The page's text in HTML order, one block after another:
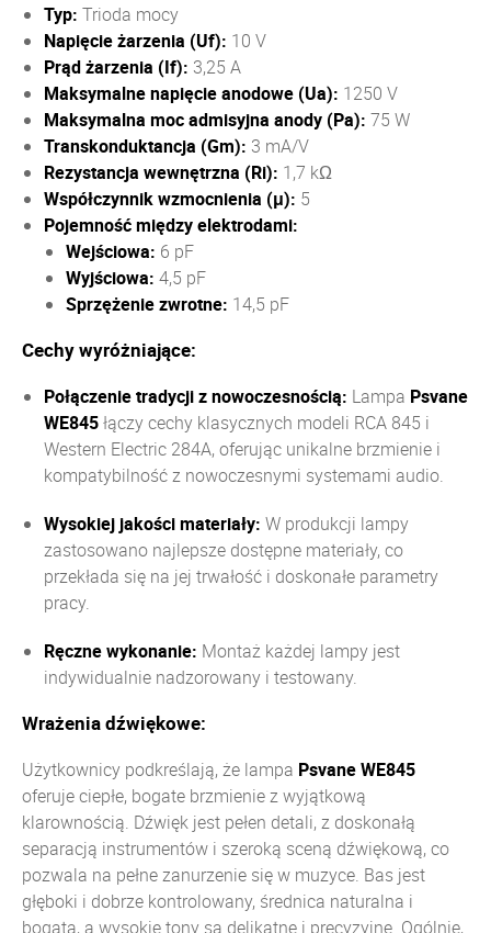
Typ: Trioda mocy
Napięcie żarzenia (Uf): 10 V
Prąd żarzenia (If): 3,25 A
Maksymalne napięcie anodowe (Ua): 1250 V
Maksymalna moc admisyjna anody (Pa): 75 W
Transkonduktancja (Gm): 3 mA/V
Rezystancja wewnętrzna (Ri): 1,7 kΩ
Współczynnik wzmocnienia (μ): 5
Pojemność między elektrodami:
Wejściowa: 6 pF
Wyjściowa: 4,5 pF
Sprzężenie zwrotne: 14,5 pF
Cechy wyróżniające:
Połączenie tradycji z nowoczesnością: Lampa Psvane
WE845łączy cechy klasycznych modeli RCA 845 i
Western Electric 284A, oferując unikalne brzmienie i
kompatybilność z nowoczesnymi systemami audio.
Wysokiej jakości materiały: W produkcji lampy
zastosowano najlepsze dostępne materiały, co
przekłada się na jej trwałość i doskonałe parametry
pracy.
Ręczne wykonanie: Montaż każdej lampy jest
indywidualnie nadzorowany i testowany.
Wrażenia dźwiękowe:
Użytkownicy podkreślają, że lampa Psvane WE845
oferuje ciepłe, bogate brzmienie z wyjątkową
klarownością. Dźwięk jest pełen detali, z doskonałą
separacją instrumentów i szeroką sceną dźwiękową, co
pozwala na pełne zanurzenie się w muzyce. Bas jest
głęboki i dobrze kontrolowany, średnica naturalna i
bogata, a wysokie tony są delikatne i precyzyjne. Ogólnie,